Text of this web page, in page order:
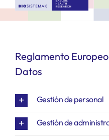
INICIO
BIOSISTEMAK
GRUPOS DE INVESTIGACIÓN
Reglamento
Datos
Gestión de personal
Gestión de